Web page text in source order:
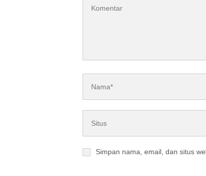
Simpan nama, email, dan situs